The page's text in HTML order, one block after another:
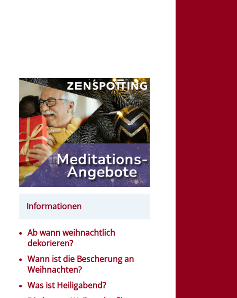
Informationen
Ab wann weihnachtlich
dekorieren?
Wann ist die Bescherung an
Weihnachten?
Was ist Heiligabend?